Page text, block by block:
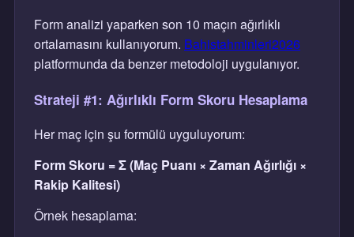
Form analizi yaparken son 10 maçın ağırlıklı
ortalamasını kullanıyorum. Bahistahminleri2026
platformunda da benzer metodoloji uygulanıyor.
Strateji #1: Ağırlıklı Form Skoru Hesaplama
Her maç için şu formülü uyguluyorum:
Form Skoru = Σ (Maç Puanı × Zaman Ağırlığı ×
Rakip Kalitesi)
Örnek hesaplama: